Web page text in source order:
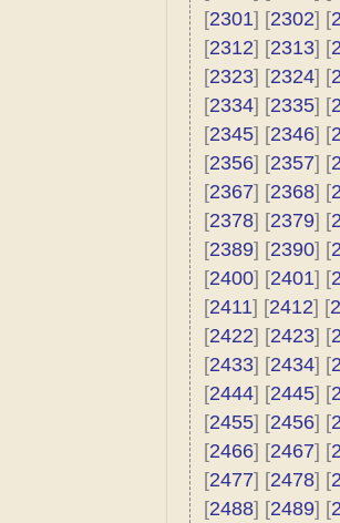
[2301] [2302] [
[2312] [2313] [
[2323] [2324] [
[2334] [2335] [
[2345] [2346] [
[2356] [2357] [
[2367] [2368] [
[2378] [2379] [
[2389] [2390] [
[2400] [2401] [
[2411] [2412] [
[2422] [2423] [
[2433] [2434] [
[2444] [2445] [
[2455] [2456] [
[2466] [2467] [
[2477] [2478] [
[2488] [2489] [